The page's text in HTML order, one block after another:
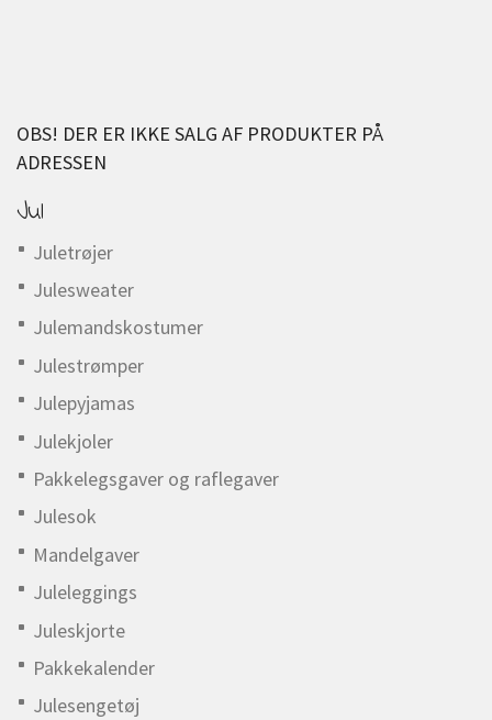
OBS! DER ER IKKE SALG AF PRODUKTER PÅ
ADRESSEN
Jul
Juletrøjer
Julesweater
Julemandskostumer
Julestrømper
Julepyjamas
Julekjoler
Pakkelegsgaver og raflegaver
Julesok
Mandelgaver
Juleleggings
Juleskjorte
Pakkekalender
Julesengetøj